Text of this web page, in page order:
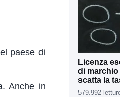
paese di
Anche in
Licenza
di
scatta la
579.992